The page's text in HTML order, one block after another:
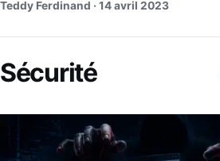
Teddy Ferdinand · 14 avril 2023
Sécurité